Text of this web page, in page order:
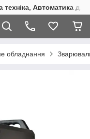
техніка, Автоматика
обладнання